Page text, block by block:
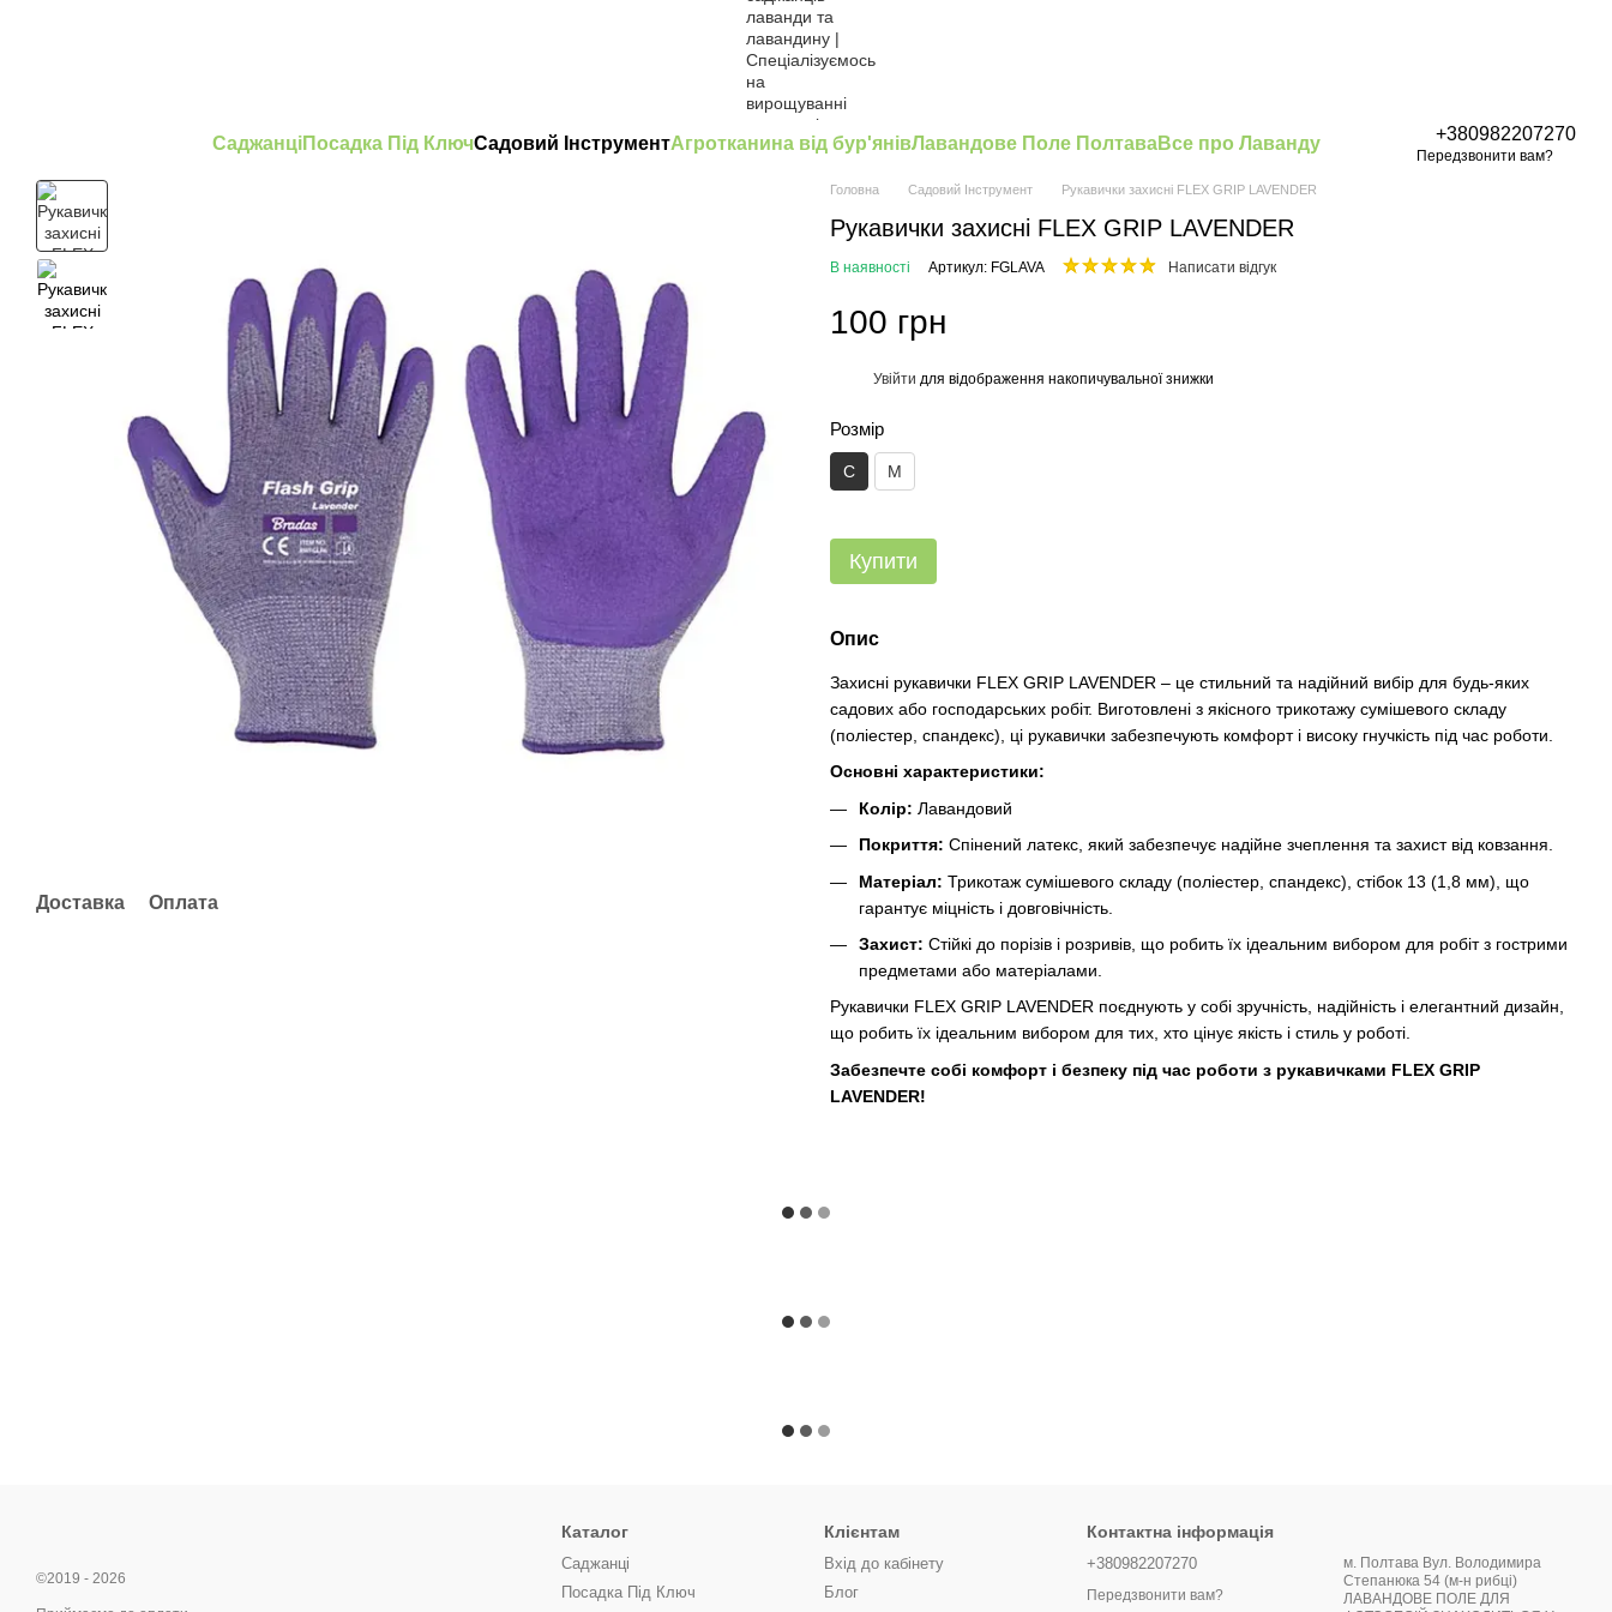
СаджанціПосадка Під КлючСадовий ІнструментАгротканина від бур'янівЛавандове Поле ПолтаваВсе про Лаванду +380982207270
Передзвонити вам?
Доставка Оплата
Головна Садовий Інструмент Рукавички захисні FLEX GRIP LAVENDER
Рукавички захисні FLEX GRIP LAVENDER
В наявності Артикул: FGLAVA Написати відгук
100 грн
Увійти для відображення накопичувальної знижки
Розмір
С М
Купити
Опис
Захисні рукавички FLEX GRIP LAVENDER – це стильний та надійний вибір для будь-яких
садових або господарських робіт. Виготовлені з якісного трикотажу сумішевого складу
(поліестер, спандекс), ці рукавички забезпечують комфорт і високу гнучкість під час роботи.
Основні характеристики:
Колір: Лавандовий
Покриття: Спінений латекс, який забезпечує надійне зчеплення та захист від ковзання.
Матеріал: Трикотаж сумішевого складу (поліестер, спандекс), стібок 13 (1,8 мм), що
гарантує міцність і довговічність.
Захист: Стійкі до порізів і розривів, що робить їх ідеальним вибором для робіт з гострими
предметами або матеріалами.
Рукавички FLEX GRIP LAVENDER поєднують у собі зручність, надійність і елегантний дизайн,
що робить їх ідеальним вибором для тих, хто цінує якість і стиль у роботі.
Забезпечте собі комфорт і безпеку під час роботи з рукавичками FLEX GRIP
LAVENDER!
©2019 - 2026
Каталог
Саджанці
Посадка Під Ключ
Клієнтам
Вхід до кабінету
Блог
Контактна інформація
+380982207270
Передзвонити вам?
м. Полтава Вул. Володимира
Степанюка 54 (м-н рибці)
ЛАВАНДОВЕ ПОЛЕ ДЛЯ